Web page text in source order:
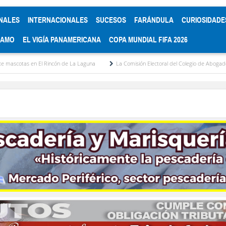
INTERNACIONALES SUCESOS FARÁNDULA
EL VIGÍA PANAMERICANA COPA MUNDIAL FIFA 2026
El Rincón de La Laguna La Comisión Electoral del Colegio de Abogados de Mérida